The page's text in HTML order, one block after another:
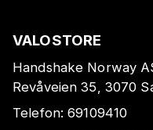
VALOSTORE
Handshake Norway
Revåveien 35, 3070
Telefon:69109410